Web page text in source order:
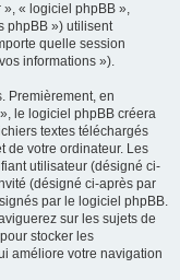
« logiciel phpBB »,
phpBB ») utilisent
quelle session
informations »).
Premièrement, en
le logiciel phpBB créera
textes téléchargés
de votre ordinateur. Les
utilisateur (désigné ci-
(désigné ci-après par
par le logiciel phpBB.
sur les sujets de
stocker les
améliore votre navigation